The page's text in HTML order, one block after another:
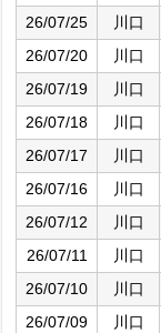
26/07/25
川口
26/07/20
川口
26/07/19
川口
26/07/18
川口
26/07/17
川口
26/07/16
川口
26/07/12
川口
26/07/11
川口
26/07/10
川口
26/07/09
川口